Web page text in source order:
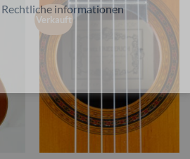
Verkauft
Rechtliche informationen